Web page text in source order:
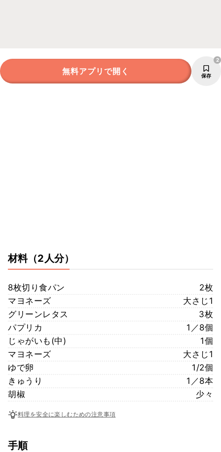
無料アプリで開く 保存
2
材料（2人分）
8枚切り食パン
2枚
マヨネーズ
大さじ1
グリーンレタス
3枚
パプリカ
1／8個
じゃがいも(中)
1個
マヨネーズ
大さじ1
ゆで卵
1/2個
きゅうり
1／8本
胡椒
少々
料理を安全に楽しむための注意事項
手順